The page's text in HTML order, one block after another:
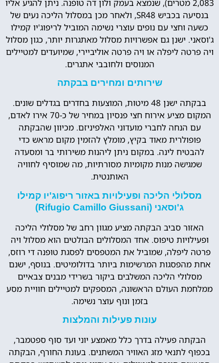
2,083 מטרים), שנמצא בעמק ולון דה טופנה. ניתן להגיע אליו
בנסיעה בכביש SR48, ולאחר מכן במסלול הליכה נעים של
כשעה וחצי עם נופים עוצרי נשימה המוביל לריפוג'יו קמילו
ג'וסאני. ישנן גם אפשרויות מסלול מאתגרות יותר, כגון מסלול
ויה פרטה ליפלה או ויה פרטה אוליביירי, שמיועדים למטיילים
המנוסים ולחובבי אתגרים.
שירותים ומחירים בבקתה
בבקתה ישנן 48 מיטות, המוצעות בחדרים בגדלים שונים.
המקום מציע אירוח חצי פנסיון במחיר של כ-70 אירו לאדם,
עם הנחה לחברי מועדוני האלפיניזם. מכיוון שהבקתה
פופולרית מאוד בקיץ, מומלץ להזמין מקום מראש כדי
להבטיח לינה. במקום ניתן ליהנות משירותי בר ומסעדה
שמגישה מנות מקומיות מסורתיות, מה שמוסיף לחוויה
האותנטית.
מסלולי הליכה ופעילויות באזור ריפוג'יו קמילו
ג'וסאני (Rifugio Camillo Giussani)
האזור סביב הבקתה מציע מגוון רחב של מסלולי הליכה
ופעילויות טיפוס. אחד המסלולים הבולטים הוא מסלול ויה
פרטה ליפלה, שמוביל את המטפסים לפסגת טופנה די רוזס,
אחת מהפסגות המרשימות ביותר בדולומיטים. בנוסף, ישנם
מסלולי הליכה המשלבים ביקור בשרידי מבנים צבאיים
ממלחמת העולם הראשונה, המספקים למטיילים חוויית מסע
בזמן ונוף עוצר נשימה.
עונות פעילות והמלצות
הבקתה פעילה בדרך כלל מאמצע יוני ועד סוף ספטמבר,
בכפוף לתנאי מזג האוויר המשתנים. בעונת החורף, הבקתה